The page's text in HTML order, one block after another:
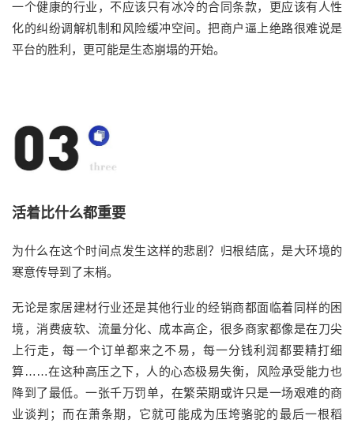
一个健康的行业，不应该只有冰冷的合同条款，更应该有人性
化的纠纷调解机制和风险缓冲空间。 把商户逼上绝路很难说是
平台的胜利， 更可能是生态崩塌的开始。
活着比什么都重要
为什么在这个时间点发生这样的悲剧？归根结底，是大环境的
寒意传导到了末梢。
无论是家居建材行业还是其他行业的经销商都面临着同样的困
境 ， 消费疲软、流量分化、成本高企， 很多商家都像是在刀尖
上行走，每一个订单都来之不易，每一分钱利润都要精打细
算……在这种高压之下，人的心态极易失衡，风险承受能力也
降到了最低。一张千万罚单，在繁荣期或许只是一场艰难的商
业谈判 ； 而在萧条期，它就可能成为压垮骆驼的最后一根稻